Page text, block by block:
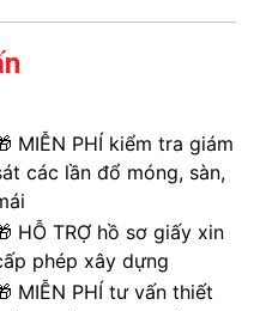
MIỄN PHÍ kiểm tra giám
các lần đổ móng, sàn,
HỖ TRỢ hồ sơ giấy xin
phép xây dựng
MIỄN PHÍ tư vấn thiết